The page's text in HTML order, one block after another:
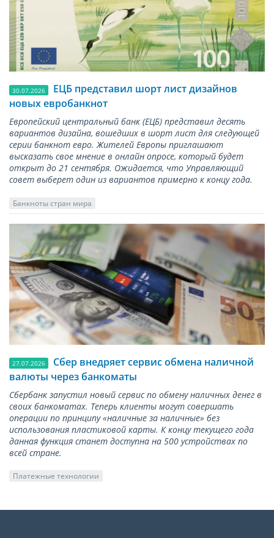
30.07.2026
ЕЦБ представил шорт лист дизайнов
новых евробанкнот
Европейский центральный банк (ЕЦБ) представил десять
вариантов дизайна, вошедших в шорт лист для следующей
серии банкнот евро. Жителей Европы приглашают
высказать свое мнение в онлайн опросе, который будет
открыт до 21 сентября. Ожидается, что Управляющий
совет выберет один из вариантов примерно к концу года.
Банкноты стран мира
27.07.2026
Сбер внедряет сервис обмена наличной
валюты через банкоматы
Сбербанк запустил новый сервис по обмену наличных денег в
своих банкоматах. Теперь клиенты могут совершать
операции по принципу «наличные за наличные» без
использования пластиковой карты. К концу текущего года
данная функция станет доступна на 500 устройствах по
всей стране.
Платежные технологии